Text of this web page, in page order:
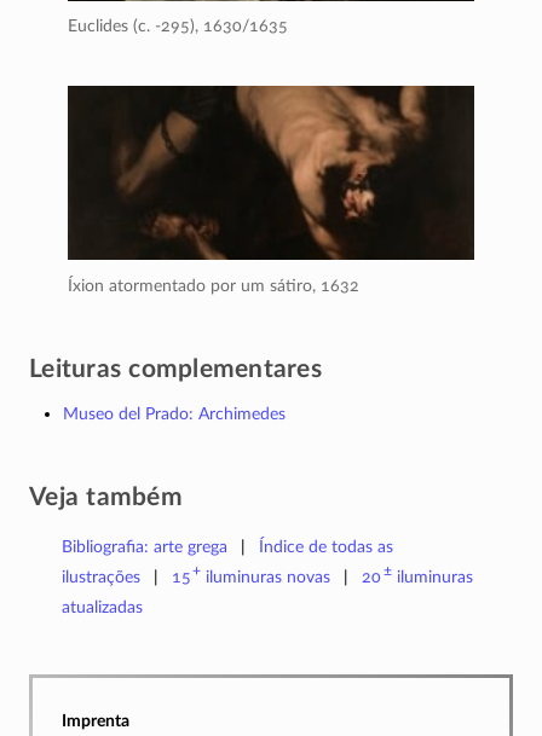
Euclides (c. -295), 1630/1635
Íxion atormentado por um sátiro, 1632
Leituras complementares
Museo del Prado: Archimedes
Veja também
Bibliografia: arte grega
Índice de todas as
ilustrações
15+ iluminuras novas 20±iluminuras
atualizadas
Imprenta